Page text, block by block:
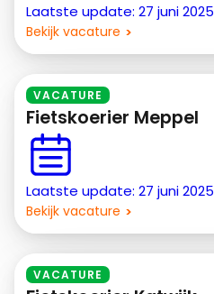
Laatste update: 27 juni 2025
Bekijk vacature
VACATURE
Fietskoerier Meppel
Laatste update: 27 juni 2025
Bekijk vacature
VACATURE